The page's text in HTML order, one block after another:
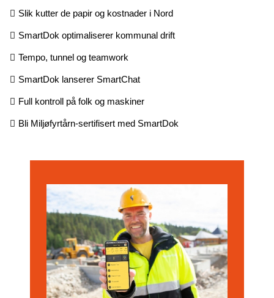
Slik kutter de papir og kostnader i Nord
SmartDok optimaliserer kommunal drift
Tempo, tunnel og teamwork
SmartDok lanserer SmartChat
Full kontroll på folk og maskiner
Bli Miljøfyrtårn-sertifisert med SmartDok